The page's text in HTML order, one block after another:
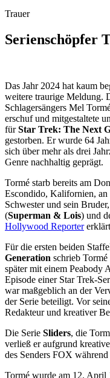
Trauer
Serienschöpfer
Das Jahr 2024 hat kaum
weitere traurige Meldung.
Schlagersängers Mel
erschuf und mitgestaltete
fürStar Trek: The Next
gestorben. Er wurde 64
sich über mehr als drei
Genre nachhaltig geprägt.
Tormé starb bereits am
Escondido, Kalifornien, an
Schwester und sein
(Superman & Lois) und
Hollywood Reporter
Für die ersten beiden
Generation schrieb
später mit einem Peabody
Episode einer Star Trek-
war maßgeblich an der
der Serie beteiligt. Vor
Redakteur und kreativer
Die Serie Sliders, die
verließ er aufgrund
des Senders FOX
Tormé wurde am 12. April